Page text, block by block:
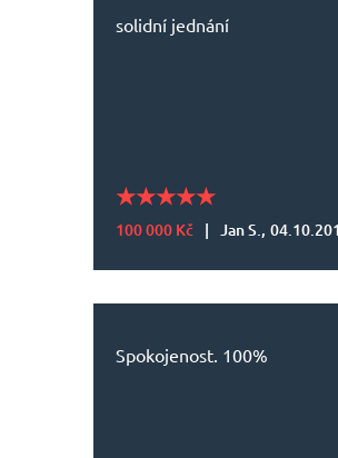
solidní jednání
100 000 Kč | Jan S.,
Spokojenost. 100%